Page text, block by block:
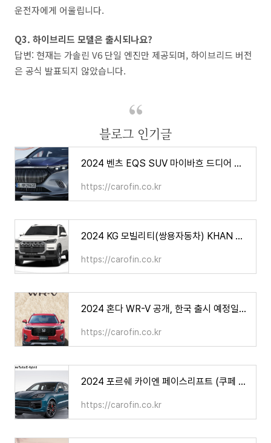
운전자에게 어울립니다.
Q3. 하이브리드 모델은 출시되나요?
답변: 현재는 가솔린 V6 단일 엔진만 제공되며, 하이브리드 버전
은 공식 발표되지 않았습니다.
블로그 인기글
2024 벤츠 EQS SUV 마이바흐 드디어 출시된다, 가격 제원 연비
https://carofin.co.kr
2024 KG 모빌리티(쌍용자동차) KHAN 칸 가격 제원 연비(쿨멘 포함)
https://carofin.co.kr
2024 혼다 WR-V 공개, 한국 출시 예정일은? 가격 제원 연비
https://carofin.co.kr
2024 포르쉐 카이엔 페이스리프트 (쿠페 포함) 가격 제원 연비
https://carofin.co.kr